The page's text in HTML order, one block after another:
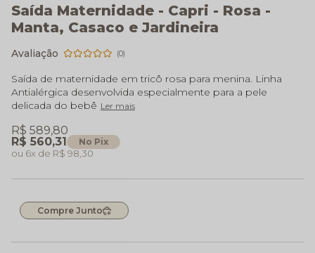
Saída Maternidade - Capri - Rosa -
Manta, Casaco e Jardineira
(0)
Saída de maternidade em tricô rosa para menina. Linha
Antialérgica desenvolvida especialmente para a pele
delicada do bebê Ler mais
R$ 560,31 No Pix
R$ 589,80
6x R$ 98,30
Compre Junto